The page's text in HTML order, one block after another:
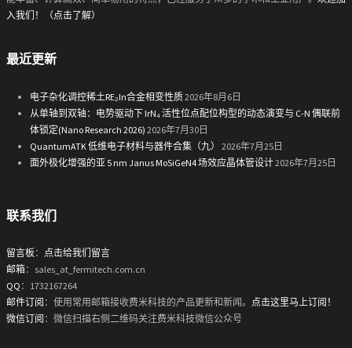
入我们！（点击了解）
最近更新
电子杂化调控稀土RE₂In合金相变性质2026年8月6日
从单轴到双轴：电势驱动下 IrN₄ 活性位点配位构型的动态演变与 C-N 偶联前
体锁定(Nano Research 2026) 2026年7月30日
QuantumATK 低维电子材料与器件合集（九）
2026年7月25日
面外极化增强的亚 5 nm Janus MoSiGeN4 场效应晶体管设计2026年7月25日
联系我们
留言板 ： 点击给我们留言
邮箱：sales_at_fermitech.com.cn
QQ ：1732167264
邮件订阅 ：使用常用邮箱接收费米科技的产品更新和新闻。 点击这里马上订阅！
微信订阅 ：微信扫描右侧二维码关注费米科技微信公众号